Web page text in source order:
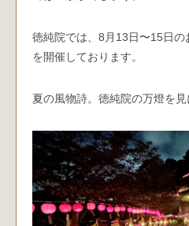
徳純院では、8月13日〜15日
を開催しております。
夏の風物詩。徳純院の万燈を見